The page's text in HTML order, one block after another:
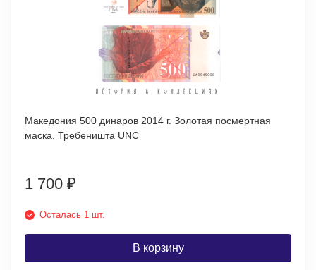
Македония 500 динаров 2014 г. Золотая посмертная
маска, Требеништа UNC
1 700 ₽
Осталась 1 шт.
В корзину